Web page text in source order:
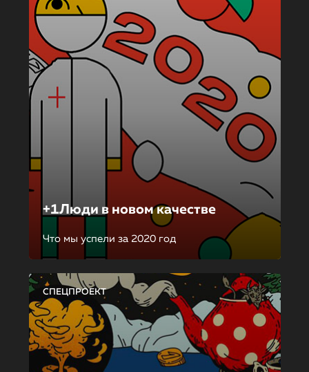
+1Люди в новом качестве
Что мы успели за 2020 год
СПЕЦПРОЕКТ